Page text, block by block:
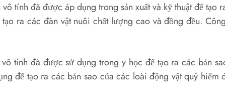
tính đã được áp dụng trong sản xuất và kỹ thuật để
ra các đàn vật nuôi chất lượng cao và đồng đều.
tính đã được sử dụng trong y học để tạo ra các bản
để tạo ra các bản sao của các loài động vật quý hiếm